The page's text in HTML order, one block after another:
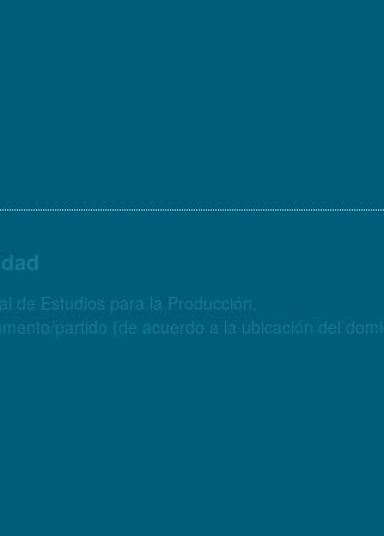
Estudios para la Producción.
partido (de acuerdo a la ubicación del